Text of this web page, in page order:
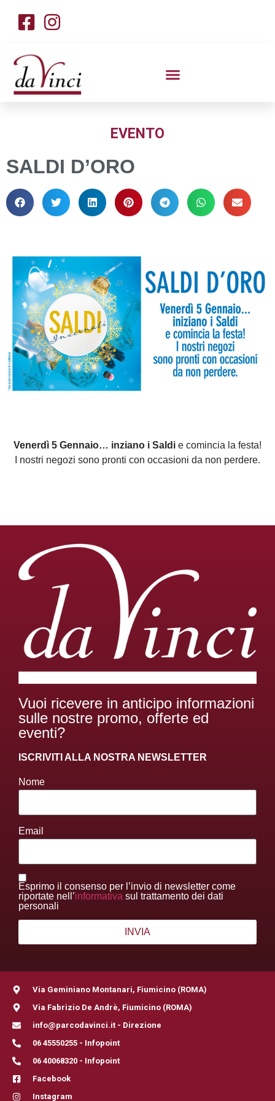
EVENTO
SALDI D’ORO
Venerdì 5 Gennaio… inziano i Saldi e comincia la festa!
I nostri negozi sono pronti con occasioni da non perdere.
Vuoi ricevere in anticipo informazioni
sulle nostre promo, offerte ed
eventi?
ISCRIVITI ALLA NOSTRA NEWSLETTER
Nome
Email
Esprimo il consenso per l’invio di newsletter come
riportate nell’informativa sul trattamento dei dati
personali
Via Geminiano Montanari, Fiumicino (ROMA)
Via Fabrizio De Andrè, Fiumicino (ROMA)
info@parcodavinci.it - Direzione
06 45550255 - Infopoint
06 40068320 - Infopoint
Facebook
Instagram